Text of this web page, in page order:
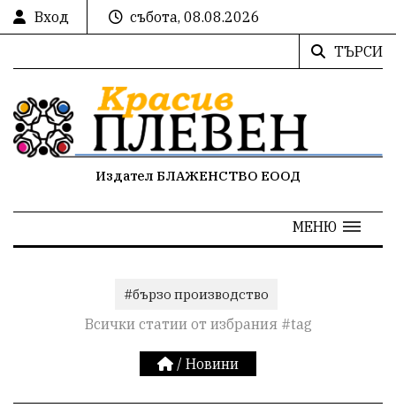
Вход
събота, 08.08.2026
ТЪРСИ
Издател БЛАЖЕНСТВО ЕООД
МЕНЮ
#бързо производство
Всички статии от избрания #tag
/ Новини